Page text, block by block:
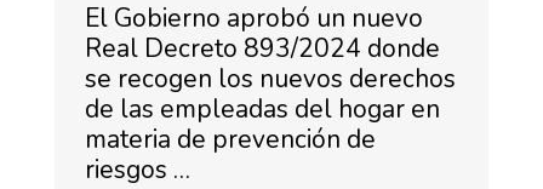
El Gobierno aprobó un nuevo
Real Decreto 893/2024 donde
se recogen los nuevos derechos
de las empleadas del hogar en
materia de prevención de
riesgos …